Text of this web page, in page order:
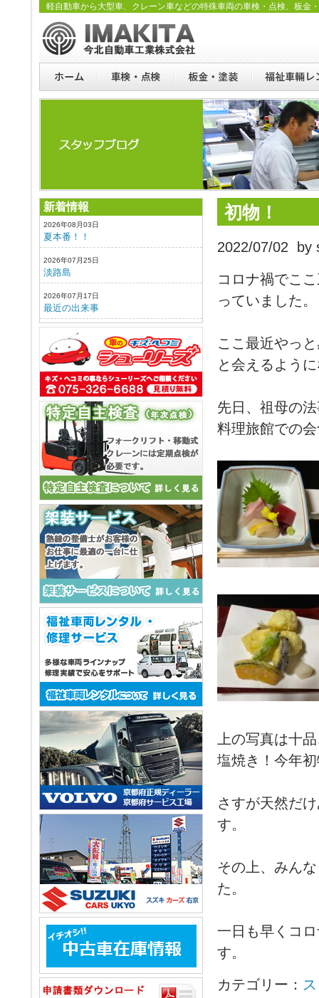
軽自動車から大型車、クレーン車などの特殊車両の車検・点検、板金
新着情報
2026年08月03日
夏本番！！
2026年07月25日
淡路島
2026年07月17日
最近の出来事
初物！
2022/07/02 by
コロナ禍でこ
っていました。
ここ最近やっ
と会えるよう
先日、祖母の
料理旅館での
上の写真は十
塩焼き！今年
さすが天然だ
す。
その上、みん
た。
一日も早くコ
す。
カテゴリー：